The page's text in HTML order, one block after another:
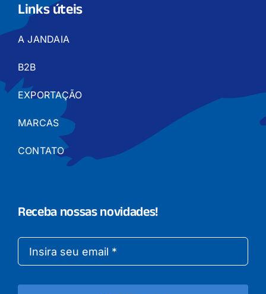
Links úteis
A JANDAIA
B2B
EXPORTAÇÃO
MARCAS
CONTATO
Receba nossas novidades!